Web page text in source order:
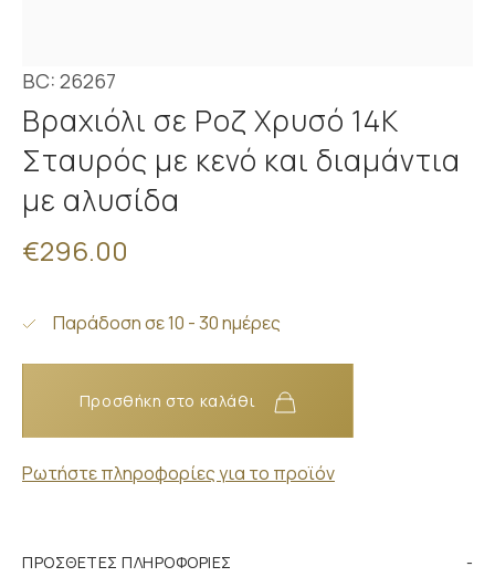
BC: 26267
Βραχιόλι σε Ροζ Χρυσό 14K
Σταυρός με κενό και διαμάντια
με αλυσίδα
€296.00
Παράδοση σε 10 - 30 ημέρες
Προσθήκη στο καλάθι
Ρωτήστε πληροφορίες για το προϊόν
ΠΡΌΣΘΕΤΕΣ ΠΛΗΡΟΦΟΡΊΕΣ